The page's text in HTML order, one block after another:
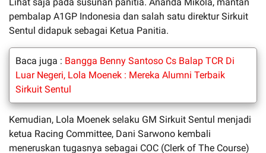
pembalap A1GP Indonesia dan salah satu direktur Sirkuit
Sentul didapuk sebagai Ketua Panitia.
Baca juga : Bangga Benny Santoso Cs Balap TCR Di
Luar Negeri, Lola Moenek : Mereka Alumni Terbaik
Sirkuit Sentul
Kemudian, Lola Moenek selaku GM Sirkuit Sentul menjadi
ketua Racing Committee, Dani Sarwono kembali
meneruskan tugasnya sebagai COC (Clerk of The Course)